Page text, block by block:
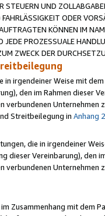
STEUERN UND
ODER
KÖNNEN IM
JEDE PROZESSUALE
ZWECK DER
irgendeiner Weise mit
den im Rahmen dieser
verbundenen
Streitbeilegung in Anhang 2
die in irgendeiner
dieser Vereinbarung), den
verbundenen
Zusammenhang mit dem